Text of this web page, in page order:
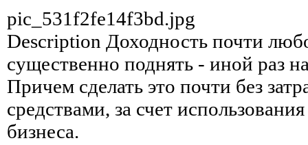
pic_531f2fe14f3bd.jpg
Description Доходность почти
существенно поднять - иной раз
Причем сделать это почти без
средствами, за счет
бизнеса.